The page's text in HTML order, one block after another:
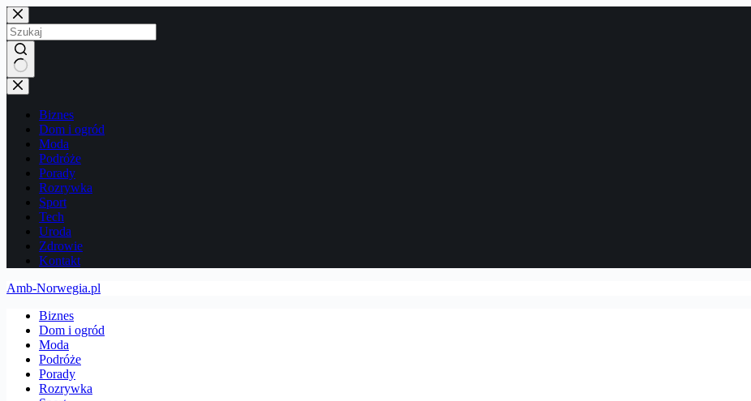
Przejdź
do
treści
Brak
wyników
Biznes
Dom i ogród
Moda
Podróże
Porady
Rozrywka
Sport
Tech
Uroda
Zdrowie
Kontakt
Amb-Norwegia.pl
Biznes
Dom i ogród
Moda
Podróże
Porady
Rozrywka